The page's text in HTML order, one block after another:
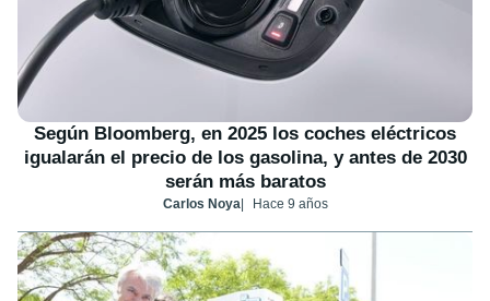
Según Bloomberg, en 2025 los coches eléctricos
igualarán el precio de los gasolina, y antes de 2030
serán más baratos
Carlos Noya Hace 9 años